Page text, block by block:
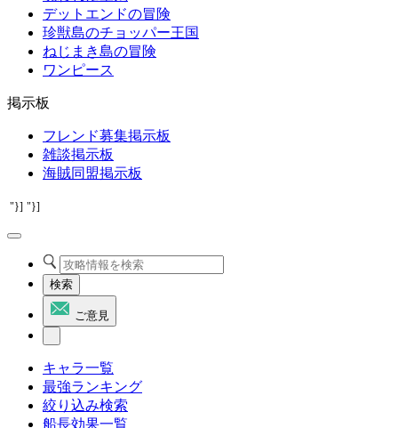
デットエンドの冒険
珍獣島のチョッパー王国
ねじまき島の冒険
ワンピース
掲示板
フレンド募集掲示板
雑談掲示板
海賊同盟掲示板
"}] "}]
検索
ご意見
キャラ一覧
最強ランキング
絞り込み検索
船長効果一覧